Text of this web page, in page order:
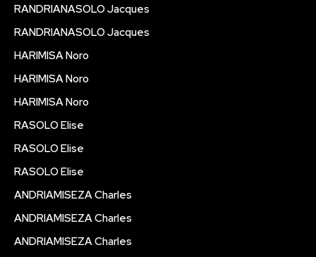
RANDRIANASOLO Jacques
RANDRIANASOLO Jacques
HARIMISA Noro
HARIMISA Noro
HARIMISA Noro
RASOLO Elise
RASOLO Elise
RASOLO Elise
ANDRIAMISEZA Charles
ANDRIAMISEZA Charles
ANDRIAMISEZA Charles